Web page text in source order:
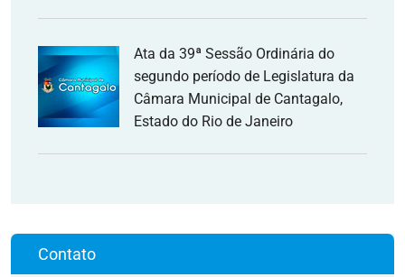
Ata da 39ª Sessão Ordinária do
segundo período de Legislatura da
Câmara Municipal de Cantagalo,
Estado do Rio de Janeiro
Contato